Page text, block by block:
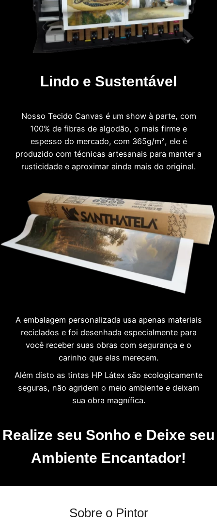
Lindo e Sustentável
Nosso Tecido Canvas é um show à parte, com
100% de fibras de algodão, o mais firme e
espesso do mercado, com 365g/m², ele é
produzido com técnicas artesanais para manter a
rusticidade e aproximar ainda mais do original.
A embalagem personalizada usa apenas materiais
reciclados e foi desenhada especialmente para
você receber suas obras com segurança e o
carinho que elas merecem.
Além disto as tintas HP Látex são ecologicamente
seguras, não agridem o meio ambiente e deixam
sua obra magnífica.
Realize seu Sonho e Deixe seu
Ambiente Encantador!
Sobre o Pintor